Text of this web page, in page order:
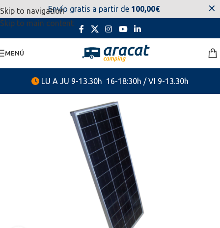
Skip to navigation
Skip to main content
estaremos disponibles. Disculpen las molestias.
MENÚ
LU A JU 9-13.30h 16-18:30h / VI 9-13.30h
Envío gratis a partir de 100,00€ ✕